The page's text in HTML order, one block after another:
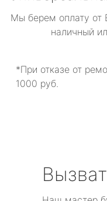
Мы берем оплату от
наличный
*При отказе от
1000 руб.